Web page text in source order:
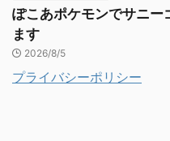
ぽこあポケモンでサニー
ます
2026/8/5
プライバシーポリシー